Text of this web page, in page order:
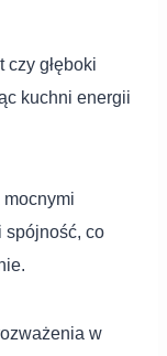
czy głęboki
kuchni energii
mocnymi
spójność, co
w